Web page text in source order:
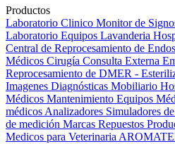
Productos
Laboratorio Clinico Monitor de
Laboratorio Equipos Lavanderia
Central de Reprocesamiento de
Médicos Cirugía Consulta Externa
Reprocesamiento de DMER -
Imagenes Diagnósticas Mobiliario
Médicos Mantenimiento Equipos
médicos Analizadores Simuladores
de medición Marcas Repuestos
Medicos para Veterinaria